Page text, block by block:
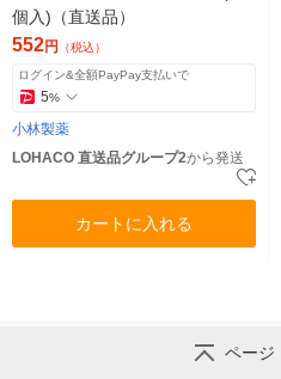
個入)（直送品）
552円 （税込）
ログイン&全額PayPay支払いで
5%
小林製薬
LOHACO 直送品グループ2から発送
カートに入れる
ページ